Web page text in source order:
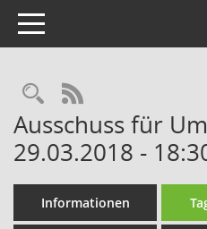
Toggle navigation
RSS-Feed
Ausschuss für
29.03.2018 -
Informationen